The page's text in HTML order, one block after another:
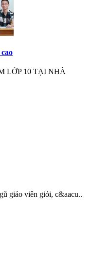
LỚP 10 TẠI NHÀ
giáo viên giỏi, c&aacu..